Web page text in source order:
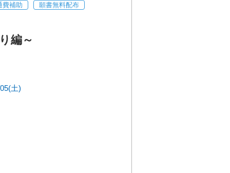
費補助
願書無料配布
編～
土)